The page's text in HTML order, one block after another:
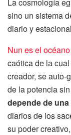
sino un sistema
diario y
Nun es el
caótica de la
creador, se auto-
de la potencia
depende de
diarios de los
su poder